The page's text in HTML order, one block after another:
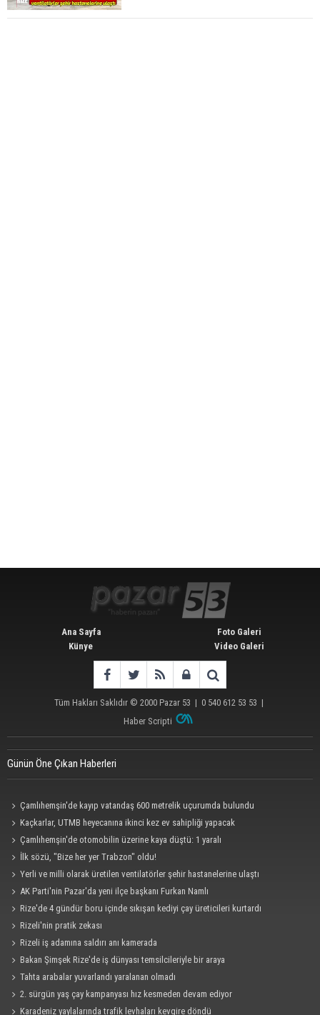
Ana Sayfa
Künye
Foto Galeri
Video Galeri
Tüm Hakları Saklıdır © 2000 Pazar 53 | 0 540 612 53 53 |
Haber Scripti
Günün Öne Çıkan Haberleri
Çamlıhemşin'de kayıp vatandaş 600 metrelik uçurumda bulundu
Kaçkarlar, UTMB heyecanına ikinci kez ev sahipliği yapacak
Çamlıhemşin'de otomobilin üzerine kaya düştü: 1 yaralı
İlk sözü, "Bize her yer Trabzon" oldu!
Yerli ve milli olarak üretilen ventilatörler şehir hastanelerine ulaştı
AK Parti'nin Pazar'da yeni ilçe başkanı Furkan Namlı
Rize'de 4 gündür boru içinde sıkışan kediyi çay üreticileri kurtardı
Rizeli'nin pratik zekası
Rizeli iş adamına saldırı anı kamerada
Bakan Şimşek Rize'de iş dünyası temsilcileriyle bir araya
Tahta arabalar yuvarlandı yaralanan olmadı
2. sürgün yaş çay kampanyası hız kesmeden devam ediyor
Karadeniz yaylalarında trafik levhaları kevgire döndü